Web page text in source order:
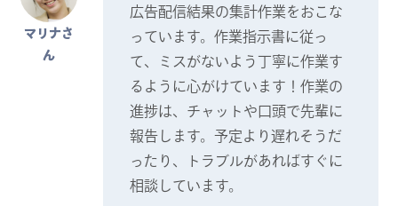
マリナさ
ん
広告配信結果の集計作業をおこな
っています。作業指示書に従っ
て、ミスがないよう丁寧に作業す
るように心がけています！作業の
進捗は、チャットや口頭で先輩に
報告します。予定より遅れそうだ
ったり、トラブルがあればすぐに
相談しています。